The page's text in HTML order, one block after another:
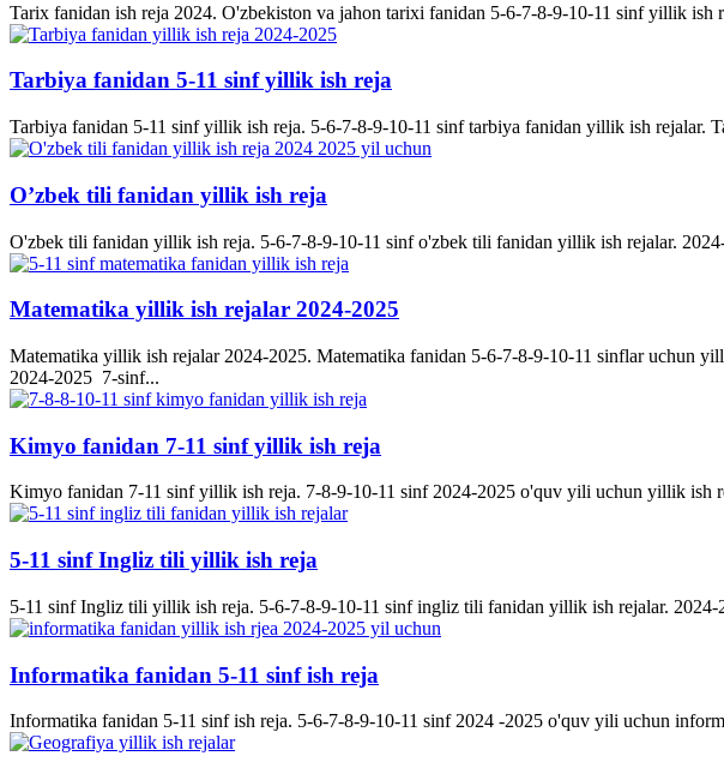
Tarix fanidan ish reja 2024. O'zbekiston va jahon tarixi fanidan 5-6-7-8-9-10-11 sinf yillik
Tarbiya fanidan 5-11 sinf yillik ish reja
Tarbiya fanidan 5-11 sinf yillik ish reja. 5-6-7-8-9-10-11 sinf tarbiya fanidan yillik ish
O’zbek tili fanidan yillik ish reja
O'zbek tili fanidan yillik ish reja. 5-6-7-8-9-10-11 sinf o'zbek tili fanidan yillik ish rejalar.
Matematika yillik ish rejalar 2024-2025
Matematika yillik ish rejalar 2024-2025. Matematika fanidan 5-6-7-8-9-10-11 sinflar
2024-2025 7-sinf...
Kimyo fanidan 7-11 sinf yillik ish reja
Kimyo fanidan 7-11 sinf yillik ish reja. 7-8-9-10-11 sinf 2024-2025 o'quv yili uchun yillik
5-11 sinf Ingliz tili yillik ish reja
5-11 sinf Ingliz tili yillik ish reja. 5-6-7-8-9-10-11 sinf ingliz tili fanidan yillik ish rejalar.
Informatika fanidan 5-11 sinf ish reja
Informatika fanidan 5-11 sinf ish reja. 5-6-7-8-9-10-11 sinf 2024 -2025 o'quv yili uchun